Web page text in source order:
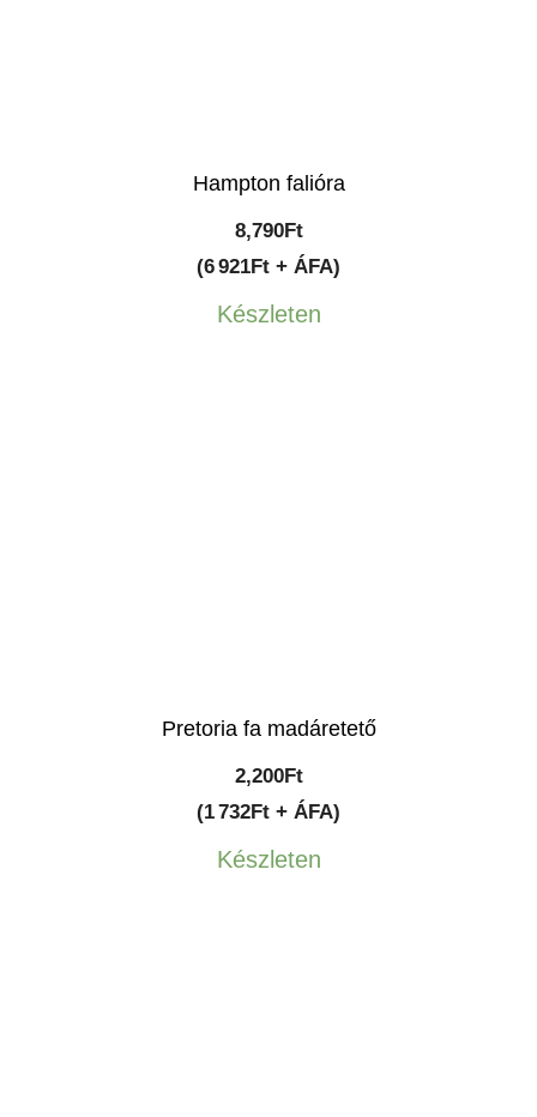
Hampton falióra
8,790Ft
(6 921Ft + ÁFA)
Készleten
Pretoria fa madáretető
2,200Ft
(1 732Ft + ÁFA)
Készleten